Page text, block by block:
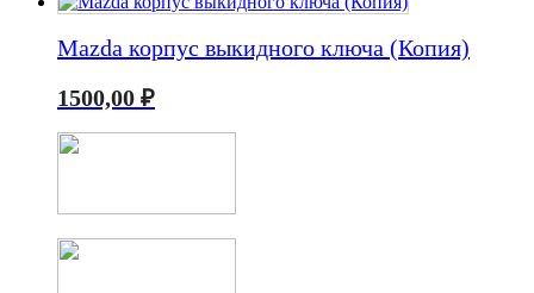
Mazda корпус выкидного ключа (Копия)
1500,00 ₽